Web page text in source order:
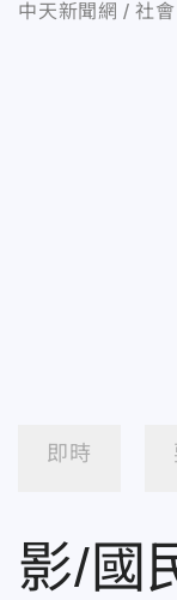
中天新聞網 社會
即時
影/國